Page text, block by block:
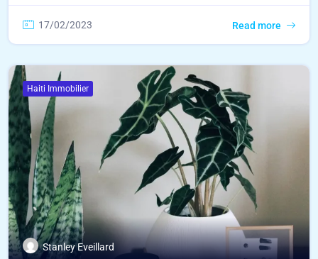
17/02/2023 Read more
Haiti Immobilier
Stanley Eveillard